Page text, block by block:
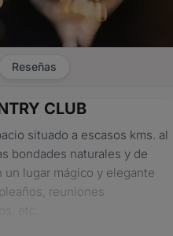
Reseñas
CLUB
situado a escasos kms. al
bondades naturales y de
lugar mágico y elegante
reuniones